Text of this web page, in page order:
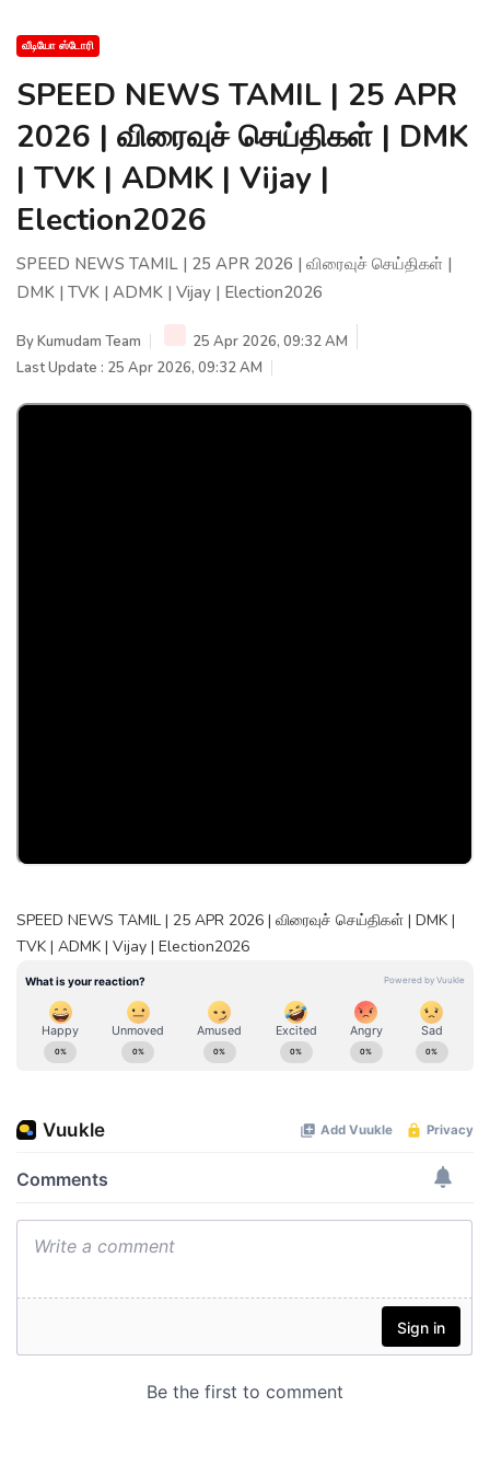
வீடியோ ஸ்டோரி
SPEED NEWS TAMIL | 25 APR
2026 | விரைவுச் செய்திகள் | DMK
| TVK | ADMK | Vijay |
Election2026
SPEED NEWS TAMIL | 25 APR 2026 | விரைவுச் செய்திகள் |
DMK | TVK | ADMK | Vijay | Election2026
ByKumudam Team
25 Apr 2026, 09:32 AM
Last Update : 25 Apr 2026, 09:32 AM
SPEED NEWS TAMIL | 25 APR 2026 | விரைவுச் செய்திகள் | DMK |
TVK | ADMK | Vijay | Election2026